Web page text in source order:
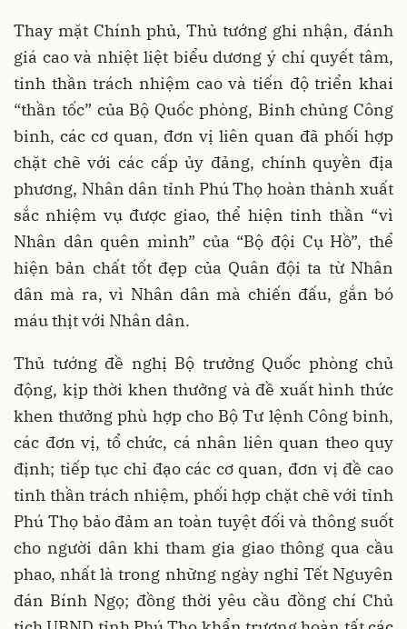
Thay mặt Chính phủ, Thủ tướng ghi nhận, đánh
giá cao và nhiệt liệt biểu dương ý chí quyết tâm,
tinh thần trách nhiệm cao và tiến độ triển khai
“thần tốc” của Bộ Quốc phòng, Binh chủng Công
binh, các cơ quan, đơn vị liên quan đã phối hợp
chặt chẽ với các cấp ủy đảng, chính quyền địa
phương, Nhân dân tỉnh Phú Thọ hoàn thành xuất
sắc nhiệm vụ được giao, thể hiện tinh thần “vì
Nhân dân quên mình” của “Bộ đội Cụ Hồ”, thể
hiện bản chất tốt đẹp của Quân đội ta từ Nhân
dân mà ra, vì Nhân dân mà chiến đấu, gắn bó
máu thịt với Nhân dân.
Thủ tướng đề nghị Bộ trưởng Quốc phòng chủ
động, kịp thời khen thưởng và đề xuất hình thức
khen thưởng phù hợp cho Bộ Tư lệnh Công binh,
các đơn vị, tổ chức, cá nhân liên quan theo quy
định; tiếp tục chỉ đạo các cơ quan, đơn vị đề cao
tinh thần trách nhiệm, phối hợp chặt chẽ với tỉnh
Phú Thọ bảo đảm an toàn tuyệt đối và thông suốt
cho người dân khi tham gia giao thông qua cầu
phao, nhất là trong những ngày nghỉ Tết Nguyên
đán Bính Ngọ; đồng thời yêu cầu đồng chí Chủ